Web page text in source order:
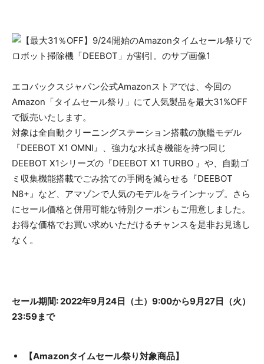
エコバックスジャパン公式Amazonストアでは、今回の
Amazon「タイムセール祭り」にて人気製品を最大31%OFF
で販売いたします。
対象は全自動クリーニングステーション搭載の旗艦モデル
『DEEBOT X1 OMNI』、強力な水拭き機能を持つ同じ
DEEBOT X1シリーズの『DEEBOT X1 TURBO 』や、自動ゴ
ミ収集機能搭載でごみ捨ての手間を減らせる『DEEBOT
N8+』など、アマゾンで人気のモデルをラインナップ。さら
にセール価格と併用可能な特別クーポンもご用意しました。
お得な価格でお買い求めいただけるチャンスを是非お見逃し
なく。
セール期間: 2022年9月24日（土）9:00から9月27日（火）
23:59まで
【Amazonタイムセール祭り対象商品】